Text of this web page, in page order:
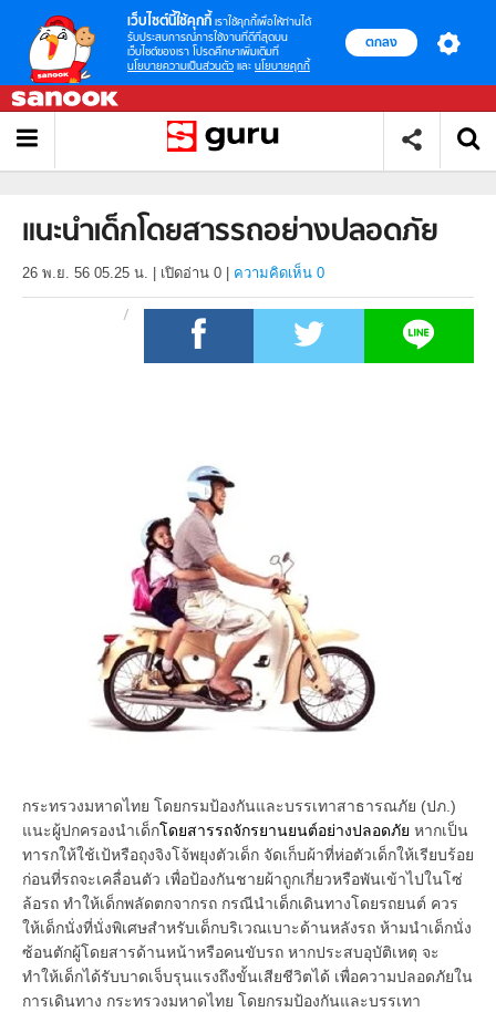
เว็บไซต์นี้ใช้คุกกี้ เราใช้คุกกี้เพื่อให้ท่านได้
รับประสบการณ์การใช้งานที่ดีที่สุดบน
เว็บไซต์ของเรา โปรดศึกษาเพิ่มเติมที่
นโยบายความเป็นส่วนตัว และ นโยบายคุกกี้
ตกลง
แนะนำเด็กโดยสารรถอย่างปลอดภัย
26 พ.ย. 56 05.25 น. เปิดอ่าน 0 ความคิดเห็น 0
กระทรวงมหาดไทย โดยกรมป้องกันและบรรเทาสาธารณภัย (ปภ.)
แนะผู้ปกครองนำเด็กโดยสารรถจักรยานยนต์อย่างปลอดภัย หากเป็น
ทารกให้ใช้เป้หรือถุงจิงโจ้พยุงตัวเด็ก จัดเก็บผ้าที่ห่อตัวเด็กให้เรียบร้อย
ก่อนที่รถจะเคลื่อนตัว เพื่อป้องกันชายผ้าถูกเกี่ยวหรือพันเข้าไปในโซ่
ล้อรถ ทำให้เด็กพลัดตกจากรถ กรณีนำเด็กเดินทางโดยรถยนต์ ควร
ให้เด็กนั่งที่นั่งพิเศษสำหรับเด็กบริเวณเบาะด้านหลังรถ ห้ามนำเด็กนั่ง
ซ้อนตักผู้โดยสารด้านหน้าหรือคนขับรถ หากประสบอุบัติเหตุ จะ
ทำให้เด็กได้รับบาดเจ็บรุนแรงถึงขั้นเสียชีวิตได้ เพื่อความปลอดภัยใน
การเดินทาง กระทรวงมหาดไทย โดยกรมป้องกันและบรรเทา